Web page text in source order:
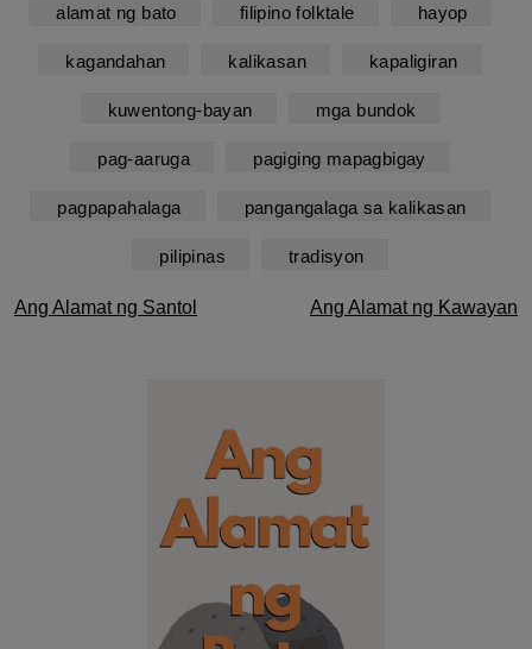
alamat ng bato filipino folktale hayop
kagandahan kalikasan kapaligiran
kuwentong-bayan mga bundok
pag-aaruga pagiging mapagbigay
pagpapahalaga pangangalaga sa kalikasan
pilipinas tradisyon
Post
Ang Alamat ng Santol Ang Alamat ng Kawayan